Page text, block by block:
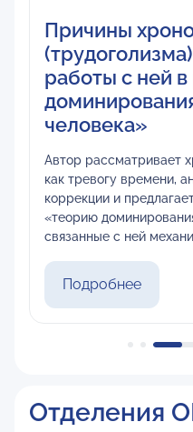
Причины
работы с ней
человека»
Автор рассматривает
как тревогу времени,
коррекции и
«теорию
связанные с ней
Подробнее
Отделения